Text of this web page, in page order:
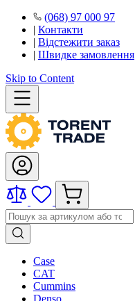
(068) 97 000 97
| Контакти
| Відстежити заказ
| Швидке замовлення
Skip to Content
Case
CAT
Cummins
Denso